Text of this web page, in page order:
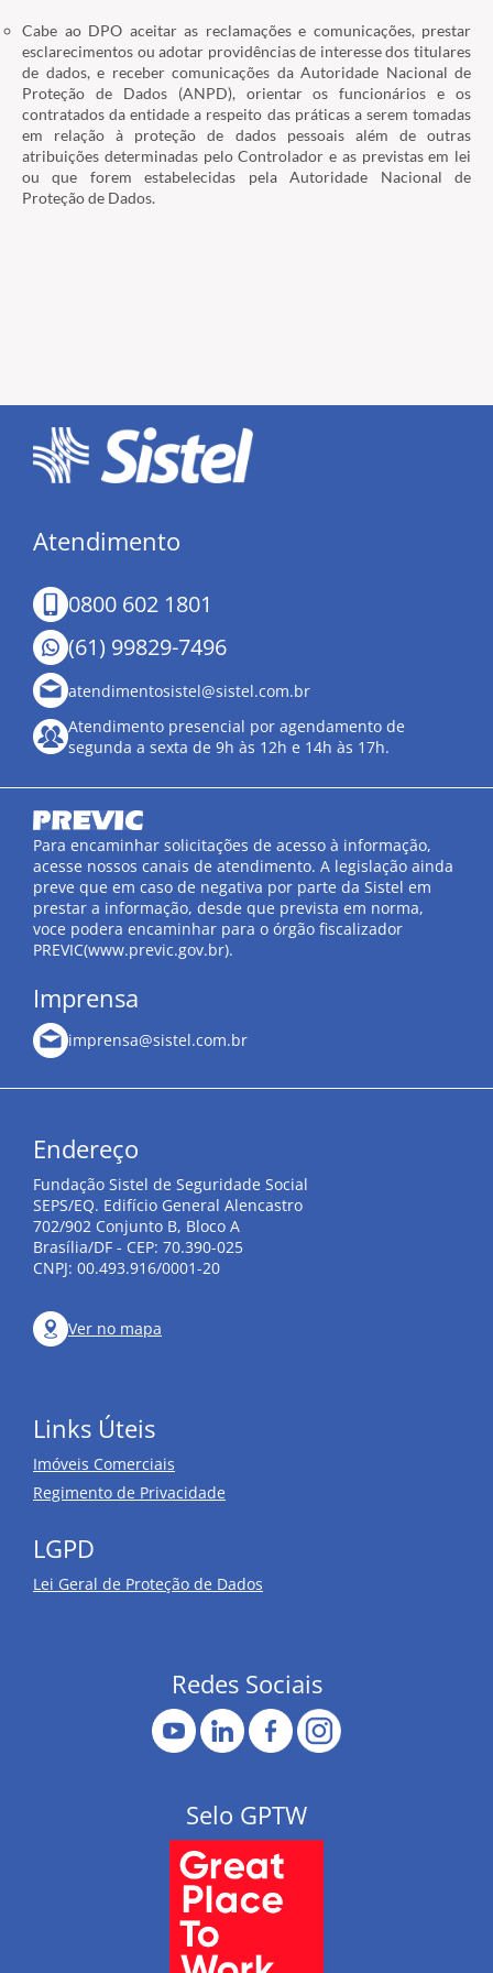
Cabe ao DPO aceitar as reclamações e comunicações, prestar
esclarecimentos ou adotar providências de interesse dos titulares
de dados, e receber comunicações da Autoridade Nacional de
Proteção de Dados (ANPD), orientar os funcionários e os
contratados da entidade a respeito das práticas a serem tomadas
em relação à proteção de dados pessoais além de outras
atribuições determinadas pelo Controlador e as previstas em lei
ou que forem estabelecidas pela Autoridade Nacional de
Proteção de Dados.
Atendimento
0800 602 1801
(61) 99829-7496
atendimentosistel@sistel.com.br
Atendimento presencial por agendamento de
segunda a sexta de 9h às 12h e 14h às 17h.
Para encaminhar solicitações de acesso à informação,
acesse nossos canais de atendimento. A legislação ainda
preve que em caso de negativa por parte da Sistel em
prestar a informação, desde que prevista em norma,
voce podera encaminhar para o órgão fiscalizador
PREVIC(www.previc.gov.br).
Imprensa
imprensa@sistel.com.br
Endereço
Fundação Sistel de Seguridade Social
SEPS/EQ. Edifício General Alencastro
702/902 Conjunto B, Bloco A
Brasília/DF - CEP: 70.390-025
CNPJ: 00.493.916/0001-20
Ver no mapa
Links Úteis
Imóveis Comerciais
Regimento de Privacidade
LGPD
Lei Geral de Proteção de Dados
Redes Sociais
Selo GPTW